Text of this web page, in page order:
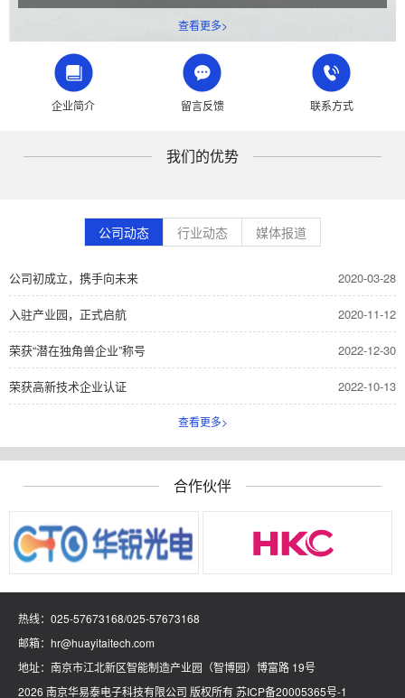
查看更多>
企业简介 留言反馈 联系方式
我们的优势
公司动态 行业动态 媒体报道
公司初成立，携手向未来 2020-03-28
入驻产业园，正式启航 2020-11-12
荣获“潜在独角兽企业”称号 2022-12-30
荣获高新技术企业认证 2022-10-13
查看更多>
合作伙伴
热线： 025-57673168/025-57673168
邮箱：hr@huayitaitech.com
地址：南京市江北新区智能制造产业园（智博园）博富路 19号
2026 南京华易泰电子科技有限公司 版权所有苏ICP备20005365号-1